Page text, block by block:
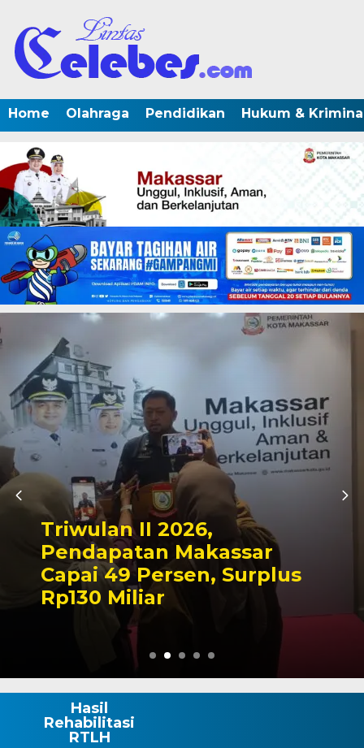
Home Olahraga Pendidikan Hukum &
Kapolres Wajo
Makam La
Tegaskan Komitmen
Mengabdi untuk
Wajo
Hasil
Rehabilitasi
RTLH